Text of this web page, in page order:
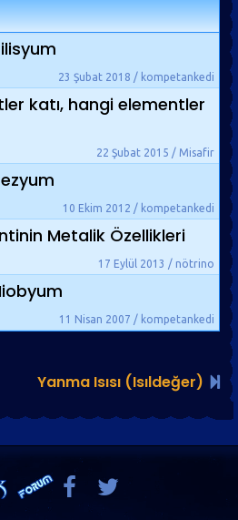
23 Şubat 2018 / kompetankedi
katı, hangi elementler
22 Şubat 2015 / Misafir
10 Ekim 2012 / kompetankedi
Metalik Özellikleri
17 Eylül 2013 / nötrino
11 Nisan 2007 / kompetankedi
Yanma Isısı (Isıldeğer)